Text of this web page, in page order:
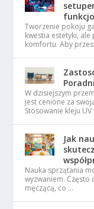
Tworzenie pokoju
kwestia estetyki,
komfortu. Aby
W dzisiejszym
jest cenione za
Stosowanie kleju UV
Jak
Nauka sprzątania
wyzwaniem. Często
męczącą, co …